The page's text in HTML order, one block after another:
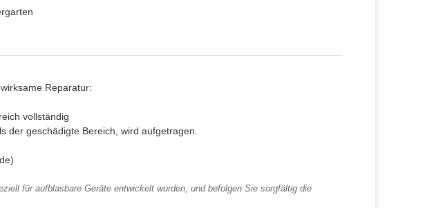
Reparatur:
vollständig
der geschädigte Bereich, wird aufgetragen.
für aufblasbare Geräte entwickelt wurden, und befolgen Sie sorgfältig die